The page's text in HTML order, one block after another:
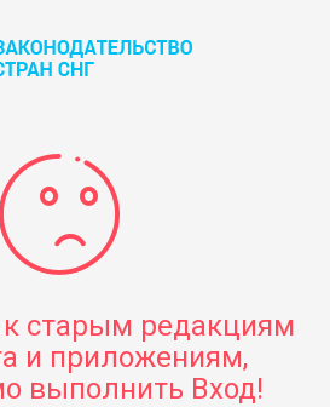
старым редакциям
и приложениям,
выполнить Вход!